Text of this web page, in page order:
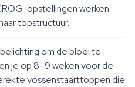
opstellingen werken
topstructuur.
om de bloei te
je op 8–9 weken voor de
vossenstaarttoppen die